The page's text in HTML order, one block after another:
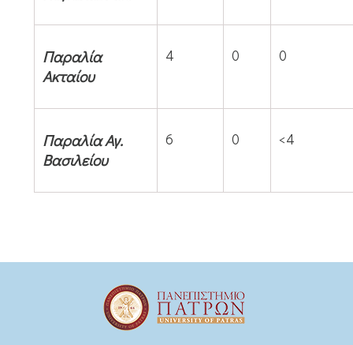
Παραλία
Ακταίου
4 0 0
Παραλία Αγ.
Βασιλείου
6 0 <4